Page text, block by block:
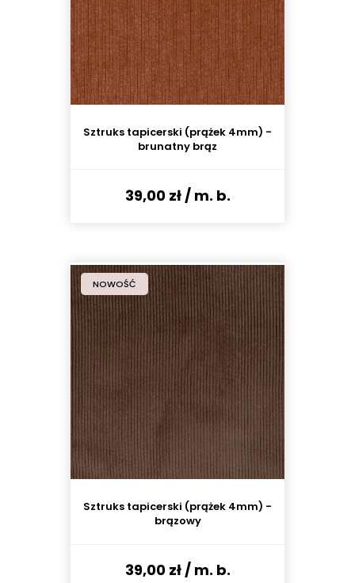
Sztruks tapicerski (prążek 4mm) -
brunatny brąz
39,00 zł/ m. b.
Sztruks tapicerski (prążek 4mm) -
brązowy
39,00 zł/ m. b.
NOWOŚĆ